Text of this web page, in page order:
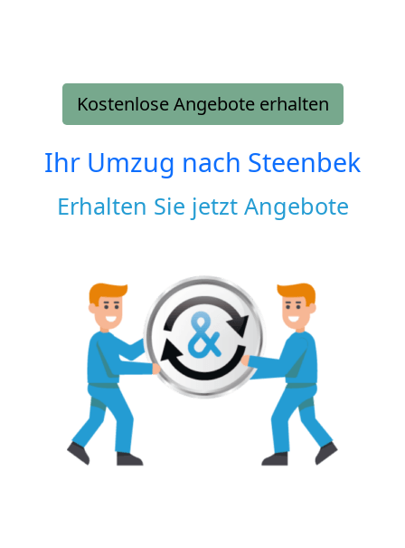
Kostenlose Angebote erhalten
Ihr Umzug nach Steenbek
Erhalten Sie jetzt Angebote